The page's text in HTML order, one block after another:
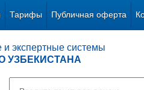
Тарифы Публичная оферта
экспертные системы
УЗБЕКИСТАНА